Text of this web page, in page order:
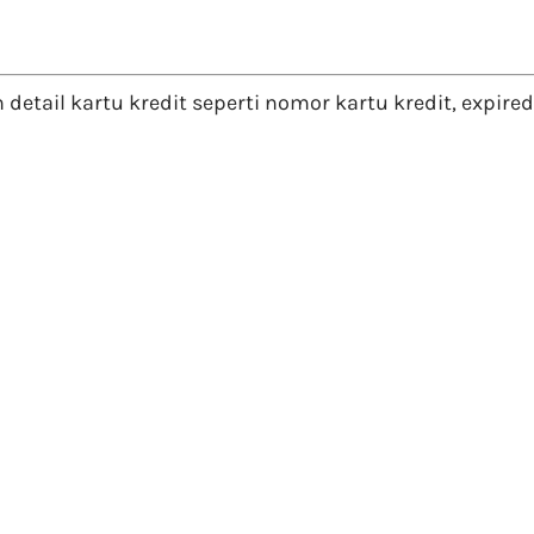
kartu kredit seperti nomor kartu kredit, expired